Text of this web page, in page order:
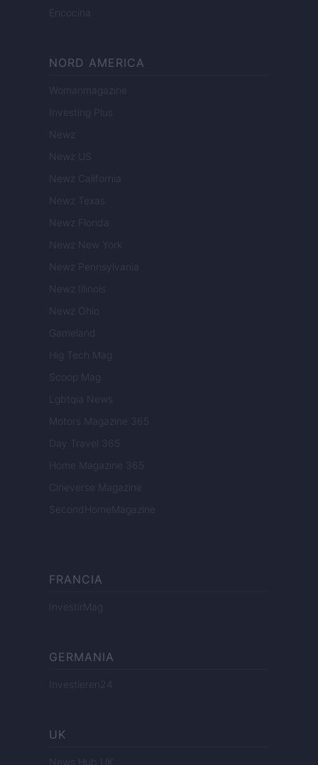
Encocina
NORD AMERICA
Womanmagazine
Investing Plus
Newz
Newz US
Newz California
Newz Texas
Newz Florida
Newz New York
Newz Pennsylvania
Newz Illinois
Newz Ohio
Gameland
Hig Tech Mag
Scoop Mag
Lgbtqia News
Motors Magazine 365
Day Travel 365
Home Magazine 365
Cineverse Magazine
SecondHomeMagazine
FRANCIA
InvestirMag
GERMANIA
Investieren24
UK
News Hub UK